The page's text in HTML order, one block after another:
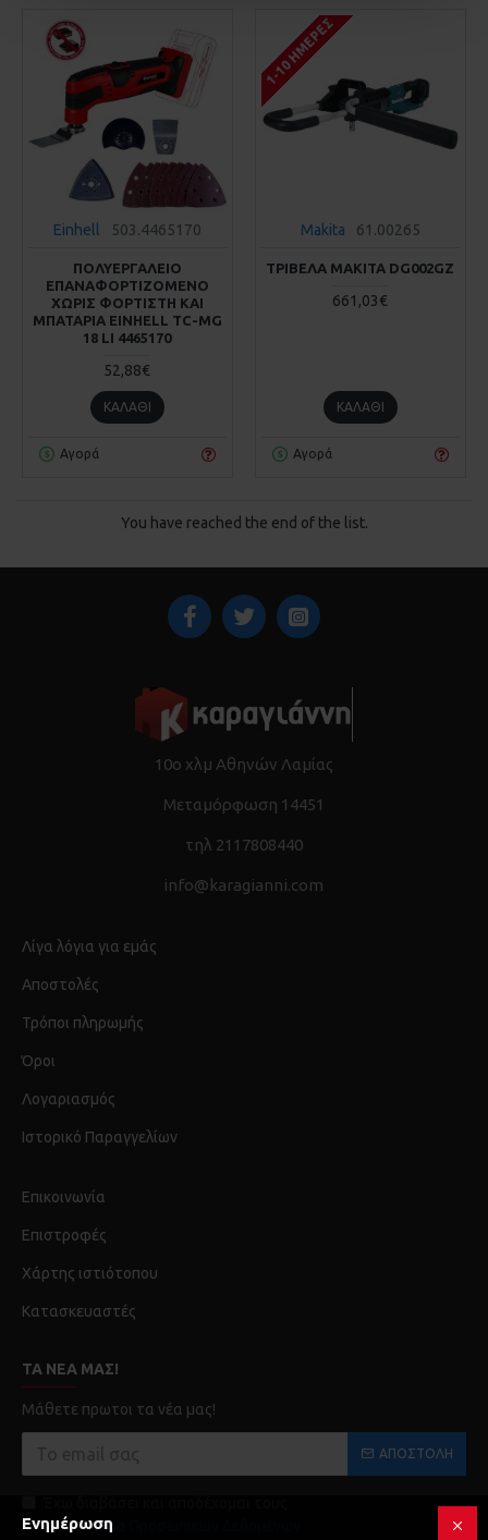
Einhell 503.4465170
ΠΟΛΥΕΡΓΑΛΕΙΟ
ΕΠΑΝΑΦΟΡΤΙΖΟΜΕΝΟ
ΧΩΡΙΣ ΦΟΡΤΙΣΤΗ ΚΑΙ
ΜΠΑΤΑΡΙΑ EINHELL TC-MG
18 LI 4465170
52,88€
ΚΑΛΆΘΙ
Αγορά
1-10 ΗΜΈΡΕΣ
Makita 61.00265
ΤΡΙΒΕΛΑ MAKITA DG002GZ
661,03€
ΚΑΛΆΘΙ
Αγορά
You have reached the end of the list.
10ο χλμ Αθηνών Λαμίας
Μεταμόρφωση 14451
τηλ 2117808440
info@karagianni.com
Λίγα λόγια για εμάς
Αποστολές
Τρόποι πληρωμής
Όροι
Λογαριασμός
Ιστορικό Παραγγελίων
Επικοινωνία
Επιστροφές
Χάρτης ιστιότοπου
Κατασκευαστές
ΤΑ ΝΈΑ ΜΑΣ!
Μάθετε πρωτοι τα νέα μας!
ΑΠΟΣΤΟΛΉ
Προστασία Προσωπικών Δεδομένων
Ενημέρωση